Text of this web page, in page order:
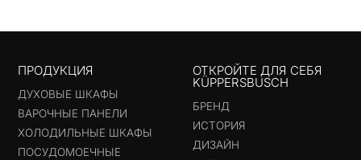
ПРОДУКЦИЯ
ДУХОВЫЕ ШКАФЫ
ВАРОЧНЫЕ ПАНЕЛИ
ХОЛОДИЛЬНЫЕ ШКАФЫ
ПОСУДОМОЕЧНЫЕ
ОТКРОЙТЕ ДЛЯ СЕБЯ
KÜPPERSBUSCH
БРЕНД
ИСТОРИЯ
ДИЗАЙН